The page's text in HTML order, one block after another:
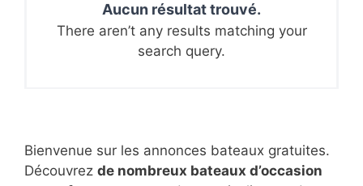
Aucun résultat trouvé.
There aren’t any results matching your
search query.
Bienvenue sur les annonces bateaux gratuites.
Découvrez de nombreux bateaux d’occasion